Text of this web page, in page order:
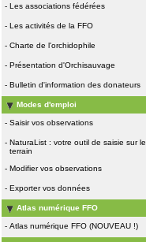
- Les associations fédérées
- Les activités de la FFO
- Charte de l'orchidophile
- Présentation d'Orchisauvage
- Bulletin d'information des donateurs
Modes d'emploi
- Saisir vos observations
- NaturaList : votre outil de saisie sur le
terrain
- Modifier vos observations
- Exporter vos données
Atlas numérique FFO
- Atlas numérique FFO (NOUVEAU !)